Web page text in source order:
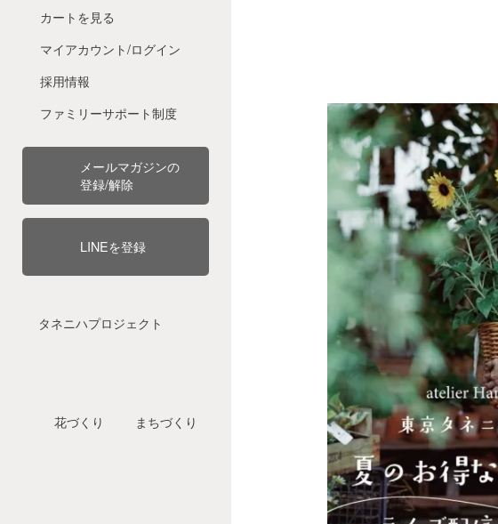
カートを見る
マイアカウント/ログイン
採用情報
ファミリーサポート制度
メールマガジンの
登録/解除
LINEを登録
タネニハプロジェクト
花づくり まちづくり